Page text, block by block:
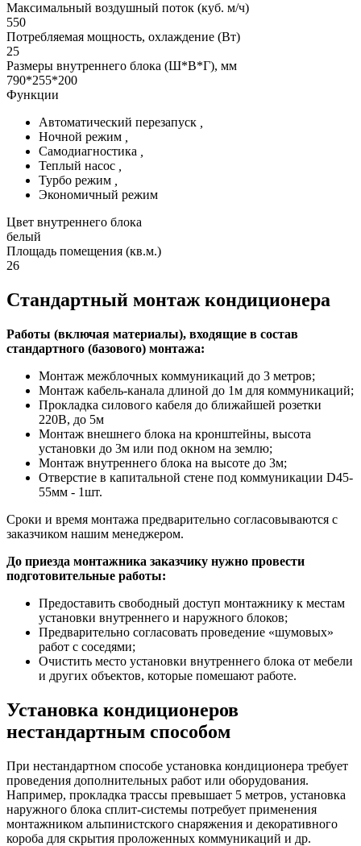
Максимальный воздушный поток (куб. м/ч)
550
Потребляемая мощность, охлаждение (Вт)
25
Размеры внутреннего блока (Ш*В*Г), мм
790*255*200
Функции
Автоматический перезапуск
Ночной режим
Самодиагностика
Теплый насос
Турбо режим
Экономичный режим
Цвет внутреннего блока
белый
Площадь помещения (кв.м.)
26
Стандартный монтаж кондиционера
Работы (включая материалы), входящие в состав
стандартного (базового) монтажа:
Монтаж межблочных коммуникаций до 3 метров;
Монтаж кабель-канала длиной до 1м для коммуникаций;
Прокладка силового кабеля до ближайшей розетки
220В, до 5м
Монтаж внешнего блока на кронштейны, высота
установки до 3м или под окном на землю;
Монтаж внутреннего блока на высоте до 3м;
Отверстие в капитальной стене под коммуникации D45-
55мм - 1шт.
Сроки и время монтажа предварительно согласовываются с
заказчиком нашим менеджером.
До приезда монтажника заказчику нужно провести
подготовительные работы:
Предоставить свободный доступ монтажнику к местам
установки внутреннего и наружного блоков;
Предварительно согласовать проведение «шумовых»
работ с соседями;
Очистить место установки внутреннего блока от мебели
и других объектов, которые помешают работе.
Установка кондиционеров
нестандартным способом
При нестандартном способе установка кондиционера требует
проведения дополнительных работ или оборудования.
Например, прокладка трассы превышает 5 метров, установка
наружного блока сплит-системы потребует применения
монтажником альпинистского снаряжения и декоративного
короба для скрытия проложенных коммуникаций и др.